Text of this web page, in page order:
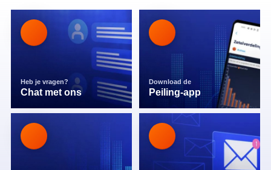
Heb je vragen?
Chat met ons
Download de
Peiling-app